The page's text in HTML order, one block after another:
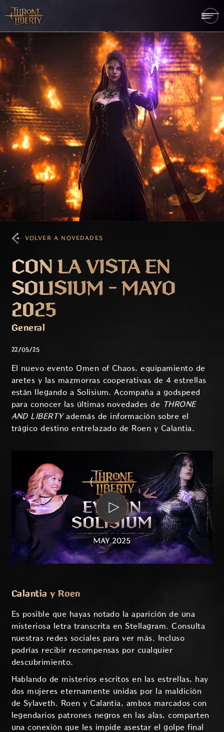
VOLVER A NOVEDADES
CON LA VISTA EN
SOLISIUM - MAYO
2025
General
22/05/25
El nuevo evento Omen of Chaos, equipamiento de
aretes y las mazmorras cooperativas de 4 estrellas
están llegando a Solisium. Acompaña a godspeed
para conocer las últimas novedades de THRONE
AND LIBERTYademás de información sobre el
trágico destino entrelazado de Roen y Calantia.
Calantia y Roen
Es posible que hayas notado la aparición de una
misteriosa letra transcrita en Stellagram. Consulta
nuestras redes sociales para ver más. Incluso
podrías recibir recompensas por cualquier
descubrimiento.
Hablando de misterios escritos en las estrellas, hay
dos mujeres eternamente unidas por la maldición
de Sylaveth. Roen y Calantia, ambos marcados con
legendarios patrones negros en las alas, comparten
una conexión que les impide asestar el golpe final